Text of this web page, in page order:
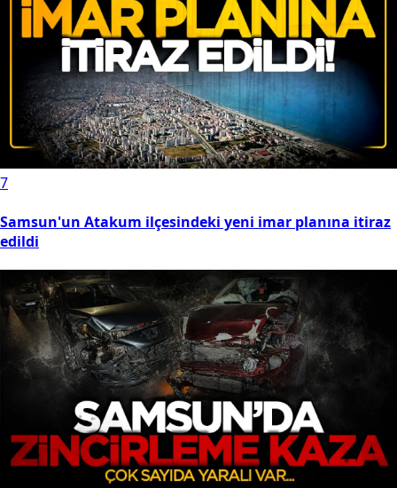
7
Samsun'un Atakum ilçesindeki yeni imar planına itiraz
edildi